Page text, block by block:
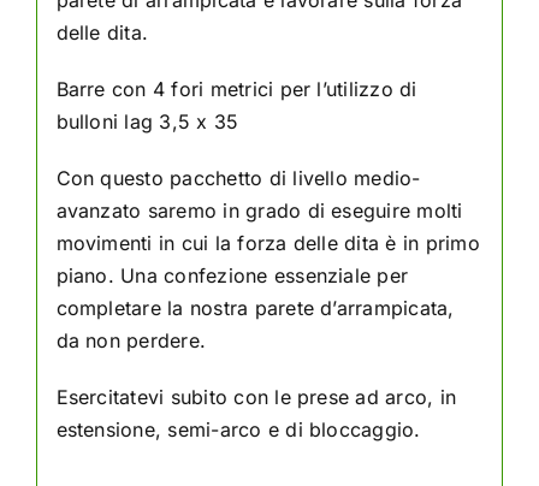
delle dita.
Barre con 4 fori metrici per l’utilizzo di
bulloni lag 3,5 x 35
Con questo pacchetto di livello medio-
avanzato saremo in grado di eseguire molti
movimenti in cui la forza delle dita è in primo
piano. Una confezione essenziale per
completare la nostra parete d’arrampicata,
da non perdere.
Esercitatevi subito con le prese ad arco, in
estensione, semi-arco e di bloccaggio.